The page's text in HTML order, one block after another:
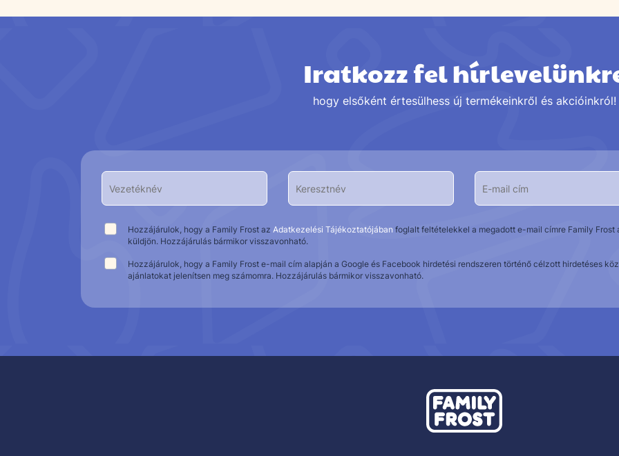
Iratkozz fel
hogy elsőként értesülhess új termékeinkről és akcióinkról!
Hozzájárulok, hogy a Family Frost az Adatkezelési Tájékoztatójában foglalt feltételekkel a megadott e-mail címre Family
küldjön. Hozzájárulás bármikor visszavonható.
Hozzájárulok, hogy a Family Frost e-mail cím alapján a Google és Facebook hirdetési rendszeren történő célzott hirdetéses
ajánlatokat jelenítsen meg számomra. Hozzájárulás bármikor visszavonható.